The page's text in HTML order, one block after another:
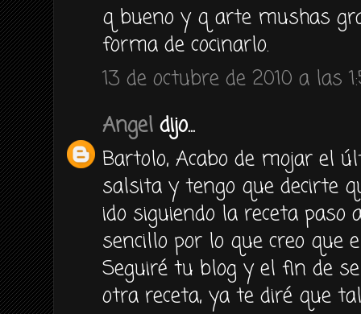
q bueno y q arte mushas
forma de cocinarlo.
13 de octubre de 2010 a las
Angel dijo...
Bartolo, Acabo de mojar el
salsita y tengo que decirte
ido siguiendo la receta
sencillo por lo que creo que
Seguiré tu blog y el fin de
otra receta, ya te diré que